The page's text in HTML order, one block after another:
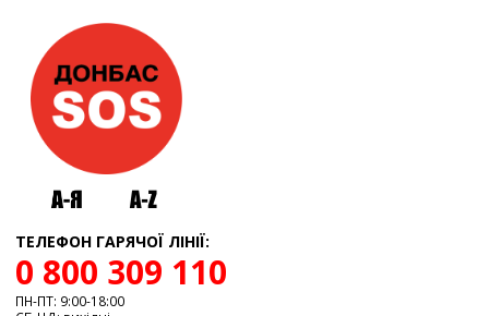
ТЕЛЕФОН ГАРЯЧОЇ ЛІНІЇ:
0 800 309 110
ПН-ПТ: 9:00-18:00